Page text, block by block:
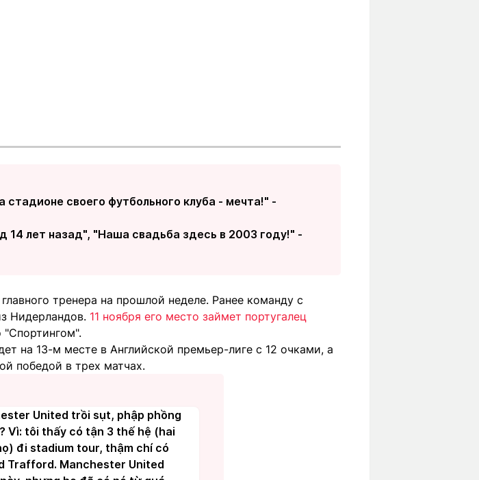
своего футбольного клуба - мечта!" -
лет назад", "Наша свадьба здесь в 2003 году!" -
тренера на прошлой неделе. Ранее команду с
Нидерландов. 11 ноября его место займет португалец
"Спортингом".
на 13-м месте в Английской премьер-лиге с 12 очками, а
победой в трех матчах.
United trồi sụt, phập phồng
Vì: tôi thấy có tận 3 thế hệ (hai
đi stadium tour, thậm chí có
Trafford. Manchester United